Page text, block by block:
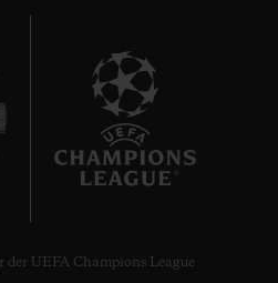
der UEFA Champions League